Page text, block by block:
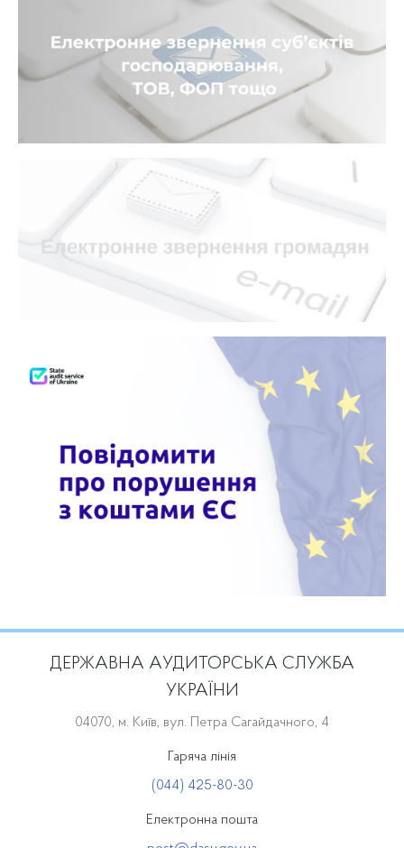
ДЕРЖАВНА АУДИТОРСЬКА СЛУЖБА
УКРАЇНИ
04070, м. Київ, вул. Петра Сагайдачного, 4
Гаряча лінія
(044) 425-80-30
Електронна пошта